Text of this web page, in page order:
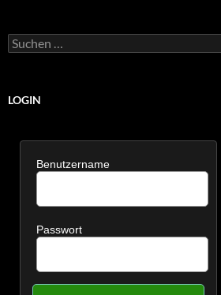
Suchen
nach:
LOGIN
Benutzername
Passwort